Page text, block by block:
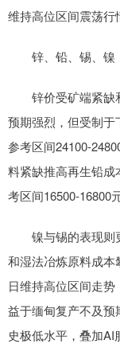
维持高位区间震荡行
锌、铅、锡、镍
锌价受矿端紧缺
预期强烈，但受制于
参考区间24100-
料紧缺推高再生铅
考区间16500-16800元
镍与锡的表现则
和湿法冶炼原料成
日维持高位区间走
益于缅甸复产不及
史极低水平，叠加